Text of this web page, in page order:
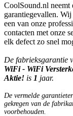
CoolSound.nl neemt
garantiegevallen.
een van onze
contacten met onze
elk defect zo snel
De fabrieksgarantie
WiFi - WiFi
Aktie! is 1 jaar.
De vermelde
gekregen van de
voorbehouden.